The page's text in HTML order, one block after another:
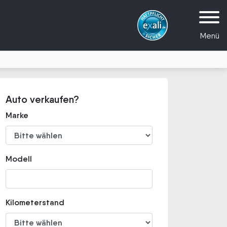
Menü
Auto verkaufen?
Marke
Modell
Kilometerstand